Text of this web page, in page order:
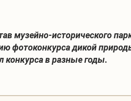
музейно-исторического
фотоконкурса дикой
в разные годы.